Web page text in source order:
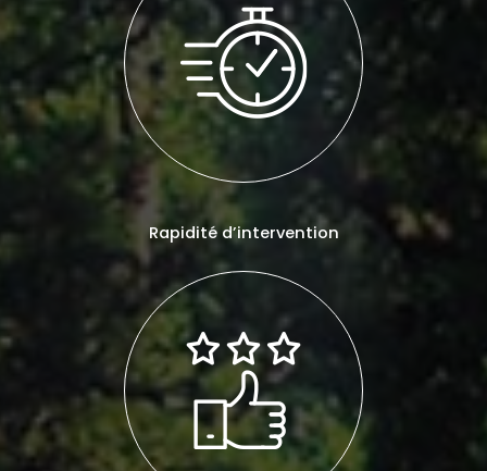
Rapidité d’intervention